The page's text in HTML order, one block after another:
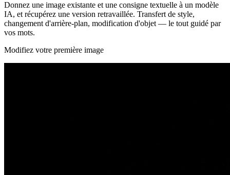
Donnez une image existante et une consigne textuelle à un modèle
IA, et récupérez une version retravaillée. Transfert de style,
changement d'arrière-plan, modification d'objet — le tout guidé par
vos mots.
Modifiez votre première image